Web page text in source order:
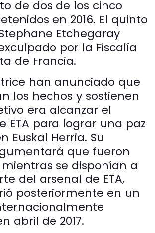
de dos de los cinco
en 2016. El quinto
Etchegaray
por la Fiscalía
de Francia.
han anunciado que
los hechos y sostienen
era alcanzar el
ETA para lograr una paz
Euskal Herria. Su
que fueron
se disponían a
del arsenal de ETA,
posteriormente en un
abril de 2017.